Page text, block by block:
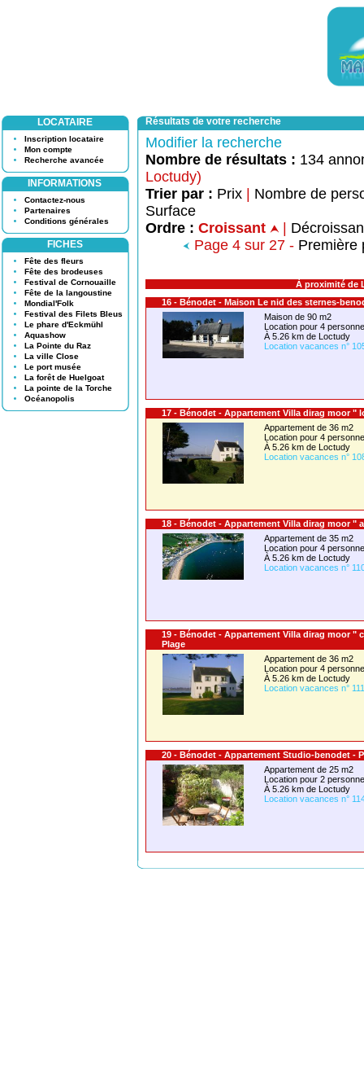
LOCATAIRE
Inscription locataire
Mon compte
Recherche avancée
INFORMATIONS
Contactez-nous
Partenaires
Conditions générales
FICHES
Fête des fleurs
Fête des brodeuses
Festival de Cornouaille
Fête de la langoustine
Mondial'Folk
Festival des Filets Bleus
Le phare d'Eckmühl
Aquashow
La Pointe du Raz
La ville Close
Le port musée
La forêt de Huelgoat
La pointe de la Torche
Océanopolis
Résultats de votre recherche
Modifier la recherche
Nombre de résultats : 134
Loctudy)
Trier par : Prix
Nombre de
Surface
Ordre : Croissant
Page 4 sur 27 - Première
À proximité de
16 - Bénodet - Maison Le nid des sternes-
Maison de 90 m2
Location pour 4
À 5.26 km de Loctudy
Location vacances n°
17 - Bénodet - Appartement Villa dirag moor "
Appartement de 36 m2
Location pour 4
À 5.26 km de Loctudy
Location vacances n°
18 - Bénodet - Appartement Villa dirag moor "
Appartement de 35 m2
Location pour 4
À 5.26 km de Loctudy
Location vacances n°
19 - Bénodet - Appartement Villa dirag moor "
Plage
Appartement de 36 m2
Location pour 4
À 5.26 km de Loctudy
Location vacances n° 111
20 - Bénodet - Appartement Studio-benodet -
Appartement de 25 m2
Location pour 2
À 5.26 km de Loctudy
Location vacances n°